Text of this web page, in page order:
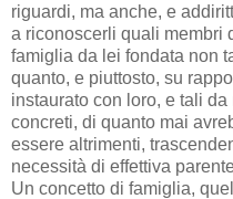
riguardi, ma anche, e
a riconoscerli quali membri
famiglia da lei fondata non
quanto, e piuttosto, su
instaurato con loro, e tali
concreti, di quanto mai
essere altrimenti,
necessità di effettiva
Un concetto di famiglia,